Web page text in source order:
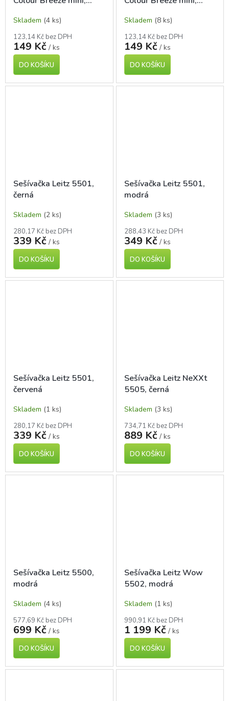
Skladem (4 ks)
123,14 Kč bez DPH
149 Kč / ks
DO KOŠÍKU
Skladem (8 ks)
123,14 Kč bez DPH
149 Kč / ks
DO KOŠÍKU
Sešívačka Leitz 5501,
černá
Skladem (2 ks)
280,17 Kč bez DPH
339 Kč / ks
DO KOŠÍKU
Sešívačka Leitz 5501,
modrá
Skladem (3 ks)
288,43 Kč bez DPH
349 Kč / ks
DO KOŠÍKU
Sešívačka Leitz 5501,
červená
Skladem (1 ks)
280,17 Kč bez DPH
339 Kč / ks
DO KOŠÍKU
Sešívačka Leitz NeXXt
5505, černá
Skladem (3 ks)
734,71 Kč bez DPH
889 Kč / ks
DO KOŠÍKU
Sešívačka Leitz 5500,
modrá
Skladem (4 ks)
577,69 Kč bez DPH
699 Kč / ks
DO KOŠÍKU
Sešívačka Leitz Wow
5502, modrá
Skladem (1 ks)
990,91 Kč bez DPH
1 199 Kč / ks
DO KOŠÍKU